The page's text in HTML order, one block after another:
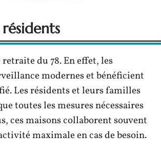
du 78. En effet, les
modernes et bénéficient
Les résidents et leurs familles
toutes les mesures nécessaires
ces maisons collaborent souvent
maximale en cas de besoin.